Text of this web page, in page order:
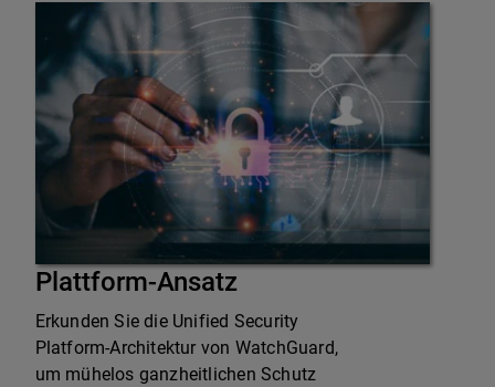
Plattform-Ansatz
Erkunden Sie die Unified Security
Platform-Architektur von WatchGuard,
um mühelos ganzheitlichen Schutz